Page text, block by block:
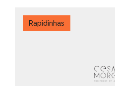
Rapidinhas